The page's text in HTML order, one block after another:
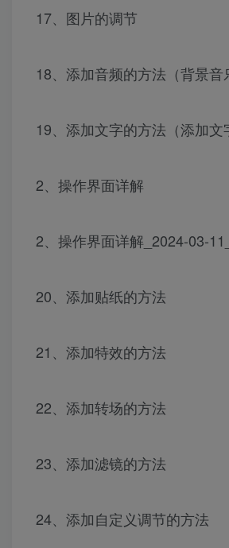
17、图片的调节
18、添加音频的方法（背景音
19、添加文字的方法（添加
2、操作界面详解
2、操作界面详解_2024-03-
20、添加贴纸的方法
21、添加特效的方法
22、添加转场的方法
23、添加滤镜的方法
24、添加自定义调节的方法